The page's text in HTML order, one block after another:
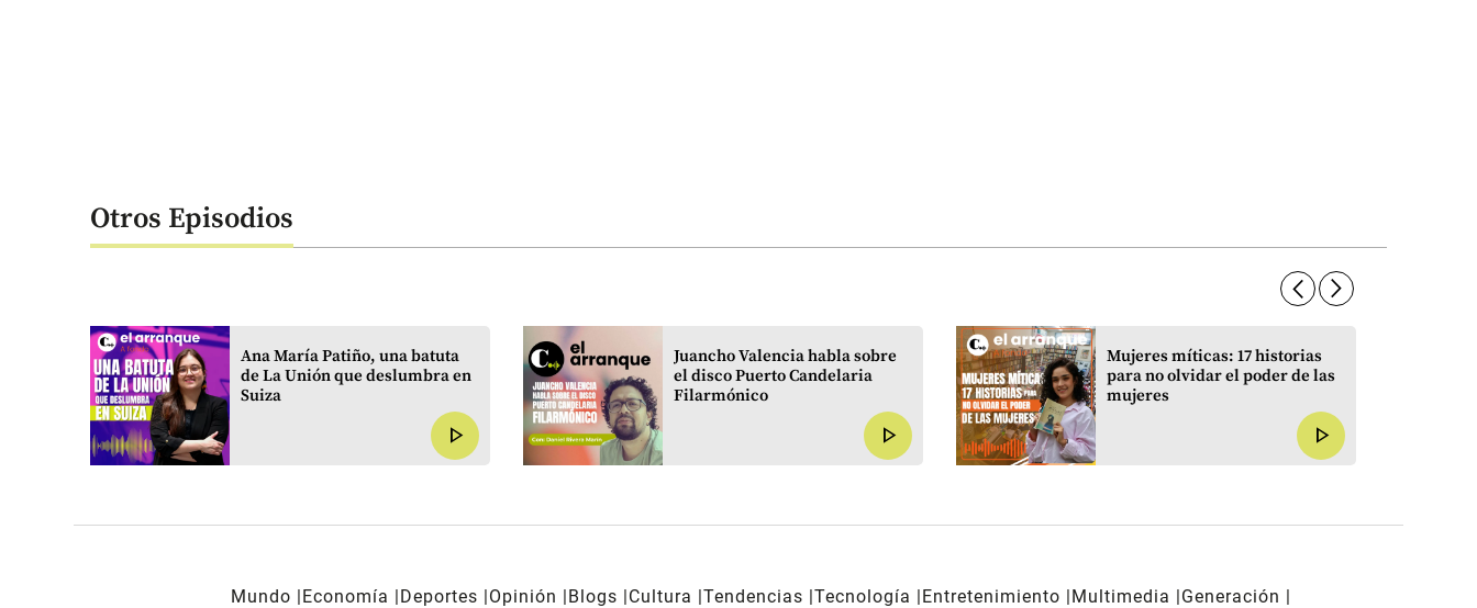
Otros Episodios
arrow_forward_ios
Ana María Patiño, una batuta
de La Unión que deslumbra en
Suiza
play_arrow
Juancho Valencia habla sobre
el disco Puerto Candelaria
Filarmónico
play_arrow
Mujeres míticas: 17 historias
para no olvidar el poder de las
mujeres
play_arrow
arrow_forward_ios
Mundo Economía Deportes Opinión Blogs Cultura Tendencias Tecnología Entretenimiento Multimedia
Generación